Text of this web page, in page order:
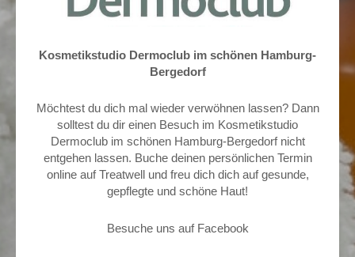
Kosmetikstudio Dermoclub im schönen Hamburg-
Bergedorf
Möchtest du dich mal wieder verwöhnen lassen? Dann
solltest du dir einen Besuch im Kosmetikstudio
Dermoclub im schönen Hamburg-Bergedorf nicht
entgehen lassen. Buche deinen persönlichen Termin
online auf Treatwell und freu dich dich auf gesunde,
gepflegte und schöne Haut!
Besuche uns auf Facebook